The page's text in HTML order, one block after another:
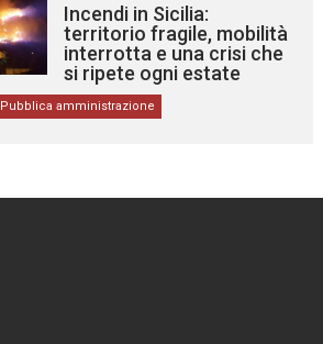
Incendi in Sicilia:
territorio fragile, mobilità
interrotta e una crisi che
si ripete ogni estate
Pubblica amministrazione